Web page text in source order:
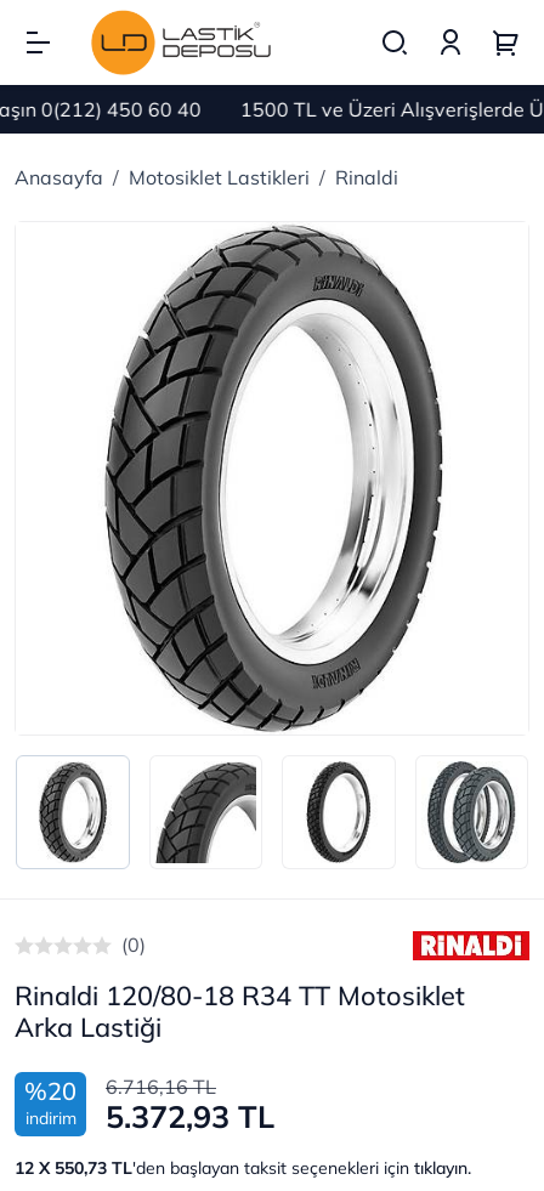
0(212) 450 60 40 1500 TL ve Üzeri Alışverişlerde
Anasayfa Motosiklet Lastikleri Rinaldi
(0)
Rinaldi 120/80-18 R34 TT Motosiklet
Arka Lastiği
%20
indirim
6.716,16 TL
5.372,93 TL
12 X 550,73 TL'den başlayan taksit seçenekleri için tıklayın.